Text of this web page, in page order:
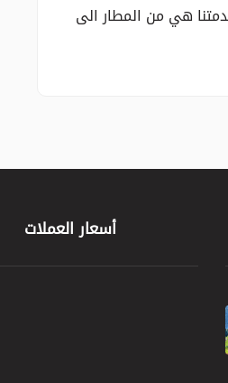
هي من المطار الى
أسعار العملات